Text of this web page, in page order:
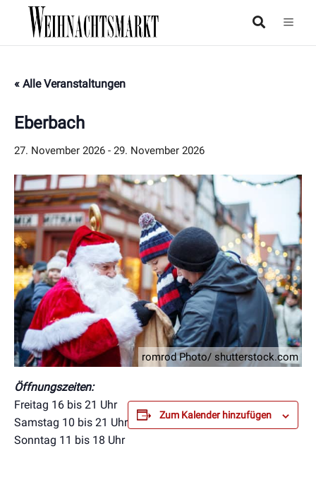
« Alle Veranstaltungen
Eberbach
27. November 2026 - 29. November 2026
romrod Photo/ shutterstock.com
Öffnungszeiten:
Freitag 16 bis 21 Uhr
Samstag 10 bis 21 Uhr
Sonntag 11 bis 18 Uhr
Zum Kalender hinzufügen